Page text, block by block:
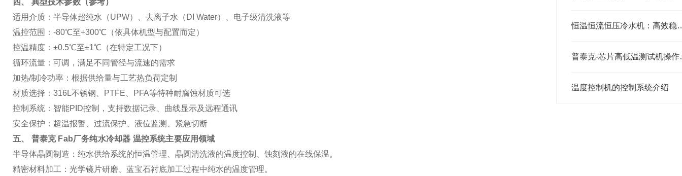
恒温恒流恒压冷水
普泰
温度控制机的控制系统介绍
四、 典型技术参数（参考）
适用介质 ：半导体超纯水（UPW）、去离子水（DI Water）、电子级清洗液等
温控范围 ：-80℃至+300℃（依具体机型与配置而定）
控温精度 ：±0.5℃至±1℃（在特定工况下）
循环流量 ：可调，满足不同管径与流速的需求
加热/制冷功率 ：根据供给量与工艺热负荷定制
材质选择 ：316L不锈钢、PTFE、PFA等特种耐腐蚀材质可选
控制系统 ：智能PID控制，支持数据记录、曲线显示及远程通讯
安全保护 ：超温报警、过流保护、液位监测、紧急切断
五、 普泰克 Fab厂务纯水冷却器 温控系统主要应用领域
半导体晶圆制造 ：纯水供给系统的恒温管理、晶圆清洗液的温度控制、蚀刻液的在线保温。
精密材料加工 ：光学镜片研磨、蓝宝石衬底加工过程中纯水的温度管理。